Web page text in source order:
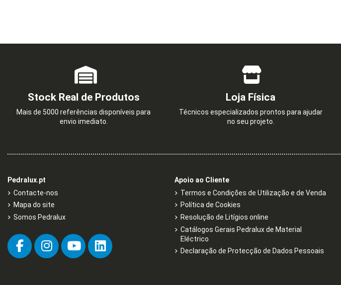
Stock Real de Produtos
Mais de 5000 referências disponíveis para
envio imediato.
Loja Física
Técnicos especializados prontos para ajudar
no seu projeto.
Pedralux.pt
Contacte-nos
Mapa do site
Somos Pedralux
Apoio ao Cliente
Termos e Condições de Utilização e de Venda
Política de Cookies
Resolução de Litígios online
Catálogos Gerais Pedralux de Material
Eléctrico
Declaração de Protecção de Dados Pessoais